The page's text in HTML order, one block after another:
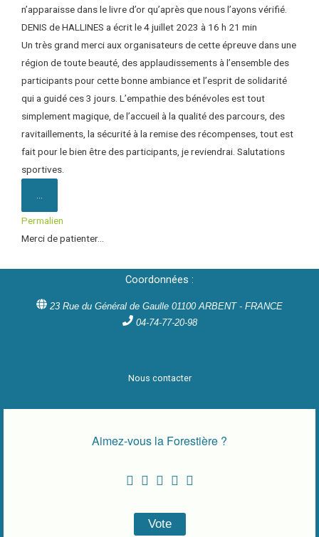
n’apparaisse dans le livre d’or qu’après que nous l’ayons vérifié.
DENIS deHALLINES a écrit le4 juillet 2023 à 16 h 21 min
Un très grand merci aux organisateurs de cette épreuve dans une
région de toute beauté, des applaudissements à l’ensemble des
participants pour cette bonne ambiance et l’esprit de solidarité
qui a guidé ces 3 jours. L’empathie des bénévoles est tout
simplement magique, de l’accueil à la qualité des parcours, des
ravitaillements, la sécurité à la remise des récompenses, tout est
fait pour le bien être des participants, je reviendrai. Salutations
sportives.
Permalien
Merci de patienter...
Coordonnées :
23 Rue du Général de Gaulle 01100 ARBENT - FRANCE
04-74-77-20-98
Nous contacter
Aimez-vous la Forestière ?